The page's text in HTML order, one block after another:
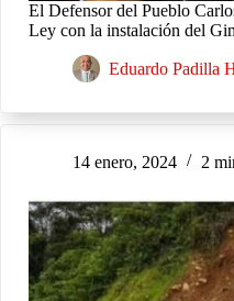
El Defensor del Pueblo
Ley con la instalación del
Eduardo Padilla
14 enero, 2024 2